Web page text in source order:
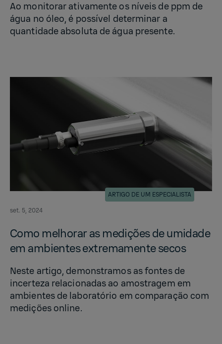
Ao monitorar ativamente os níveis de ppm de
água no óleo, é possível determinar a
quantidade absoluta de água presente.
set. 5, 2024
ARTIGO DE UM ESPECIALISTA
Como mel­ho­rar as medições de umi­dade
em am­bi­entes ex­trema­mente secos
Neste artigo, demonstramos as fontes de
incerteza relacionadas ao amostragem em
ambientes de laboratório em comparação com
medições online.